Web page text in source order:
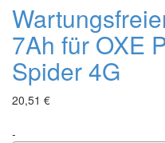
7Ah für OXE
Spider 4G
20,51 €
-